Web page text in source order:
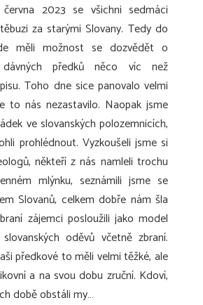
2023 se všichni sedmáci
za starými Slovany. Tedy do
měli možnost se dozvědět o
předků něco víc než
Toho dne sice panovalo velmi
to nás nezastavilo. Naopak jsme
ve slovanských polozemnicích,
prohlédnout. Vyzkoušeli jsme si
někteří z nás namleli trochu
mlýnku, seznámili jsme se
Slovanů, celkem dobře nám šla
zájemci posloužili jako model
oděvů včetně zbraní.
předkové to měli velmi těžké, ale
a na svou dobu zruční. Kdoví,
době obstáli my…